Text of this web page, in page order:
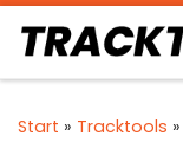
Zum Inhalt
Start » Tracktools »